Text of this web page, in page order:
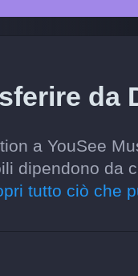
da
a YouSee
dipendono da
tutto ciò che